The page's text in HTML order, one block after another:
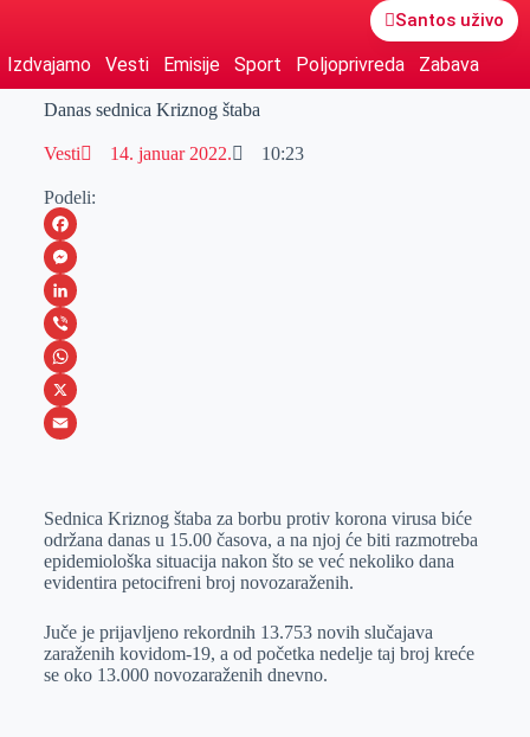
Santos uživo
Izdvajamo Vesti Emisije Sport Poljoprivreda Zabava
Danas sednica Kriznog štaba
Vesti 14. januar 2022. 10:23
Podeli:
F
a
c
e
b
o
M
e
s
s
e
e
r
L
i
n
k
I
n
V
i
b
W
h
s
A
p
p
X
a
i
l
Sednica Kriznog štaba za borbu protiv korona virusa biće
održana danas u 15.00 časova, a na njoj će biti razmotreba
epidemiološka situacija nakon što se već nekoliko dana
evidentira petocifreni broj novozaraženih.
Juče je prijavljeno rekordnih 13.753 novih slučajava
zaraženih kovidom-19, a od početka nedelje taj broj kreće
se oko 13.000 novozaraženih dnevno.